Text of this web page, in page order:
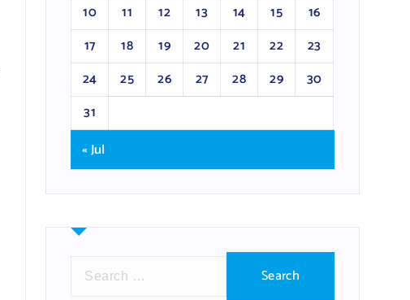
10
11 12 13 14 15
16
17
18 19 20 21 22
23
24
25 26 27 28 29
30
31
« Jul